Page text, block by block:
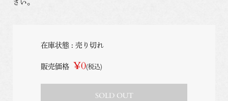
在庫状態 : 売り切れ
販売価格 ¥0(税込)
SOLD OUT